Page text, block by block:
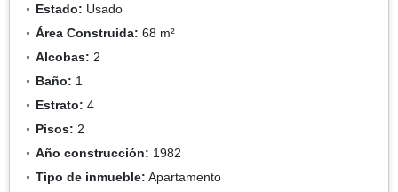
Estado: Usado
Área Construida: 68 m²
Alcobas: 2
Baño: 1
Estrato: 4
Pisos: 2
Año construcción: 1982
Tipo de inmueble: Apartamento